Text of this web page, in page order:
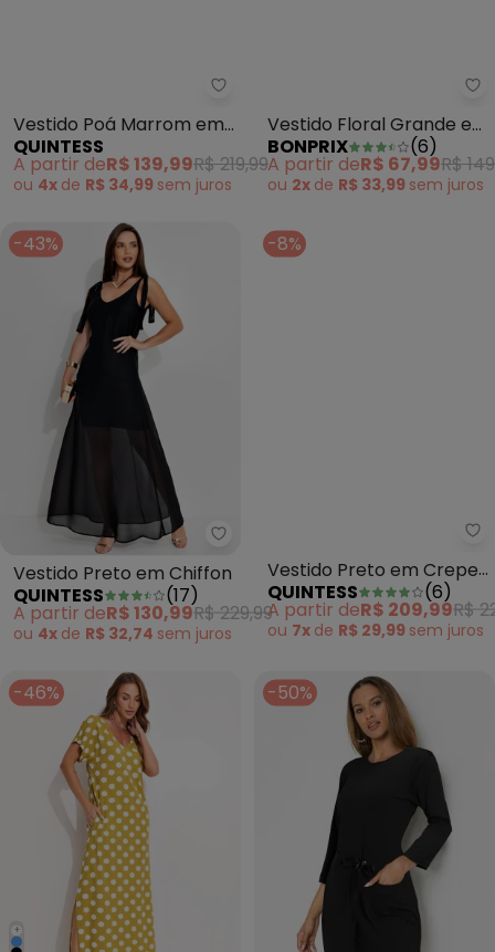
Quintess -
Vestido Poá Marrom em
Tecido Plano
Maquinetado
QUINTESS
A partir deR$ 139,99R$ 219,99
ou 4x de R$ 34,99 sem juros
Vestido Floral Grande em
Malha Fria
BONPRIX (6)
A partir deR$ 67,99R$
ou 2x de R$ 33,99 sem juros
-43%
Quintess - Vestido Preto em
Vestido Preto em Chiffon
QUINTESS
(17)
A partir deR$ 130,99R$ 229,99
ou 4x de R$ 32,74 sem juros
-8%
Vestido Preto em Crepe
Plano
QUINTESS (6)
A partir deR$ 209,99R$
ou 7x de R$ 29,99 semjuros
-46%
+
-50%